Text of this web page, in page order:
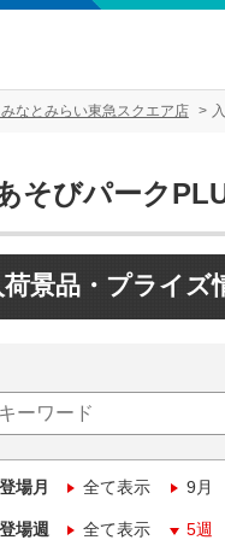
なとみらい東急スクエア店
そびパーク
荷景品・プライズ
登場月 全て表示 9月
登場週 全て表示 5週